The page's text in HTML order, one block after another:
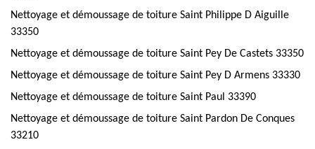
Nettoyage et démoussage de toiture Saint Philippe D Aiguille
33350
Nettoyage et démoussage de toiture Saint Pey De Castets 33350
Nettoyage et démoussage de toiture Saint Pey D Armens 33330
Nettoyage et démoussage de toiture Saint Paul 33390
Nettoyage et démoussage de toiture Saint Pardon De Conques
33210